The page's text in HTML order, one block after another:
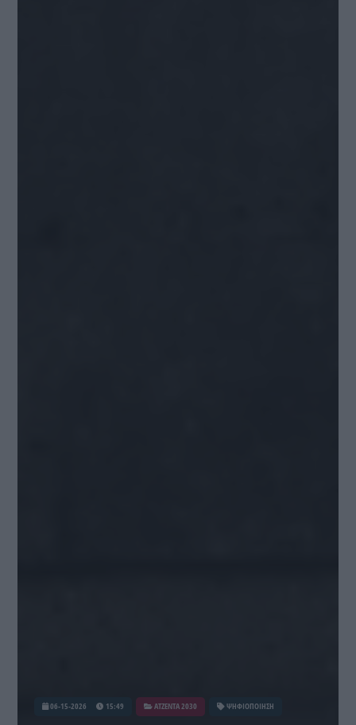
06-15-2026 15:49 ATZENTA 2030 ΨΗΦΙΟΠΟΙΗΣΗ